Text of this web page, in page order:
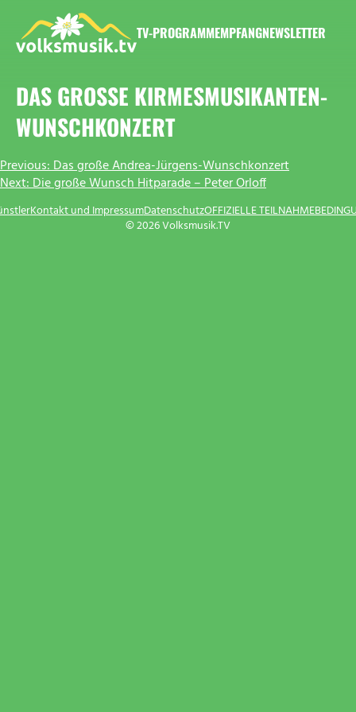
Inhalt
springen
TV-PROGRAMMEMPFANGNEWSLETTER
DAS GROSSE KIRMESMUSIKANTEN-W
UNSCHKONZERT
BEITRAGSNAVIGATION
Previous:Das große Andrea-Jürgens-Wunschkonzert
Next:Die große Wunsch Hitparade – Peter Orloff
© 2026 Volksmusik.TV
Kontakt und ImpressumDatenschutzOFFIZIELLE